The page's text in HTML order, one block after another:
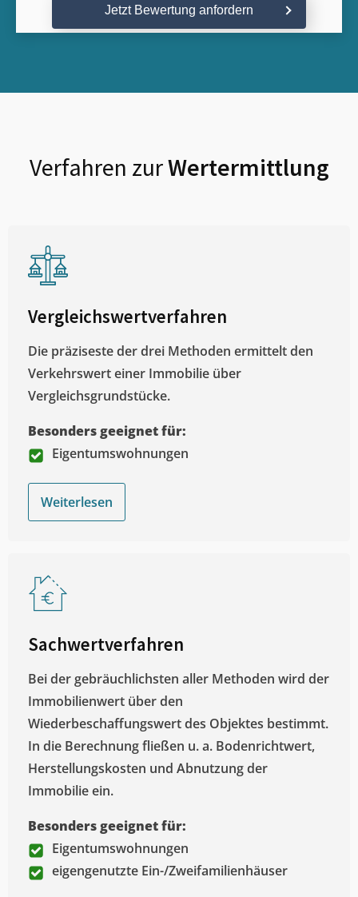
Jetzt Bewertung anfordern
Verfahren zurWertermittlung
Vergleichswertverfahren
Die präziseste der drei Methoden ermittelt den
Verkehrswert einer Immobilie über
Vergleichsgrundstücke.
Besonders geeignet für:
Eigentumswohnungen
Weiterlesen
Sachwertverfahren
Bei der gebräuchlichsten aller Methoden wird der
Immobilienwert über den
Wiederbeschaffungswert des Objektes bestimmt.
In die Berechnung fließen u. a. Bodenrichtwert,
Herstellungskosten und Abnutzung der
Immobilie ein.
Besonders geeignet für:
Eigentumswohnungen
eigengenutzte Ein-/Zweifamilienhäuser